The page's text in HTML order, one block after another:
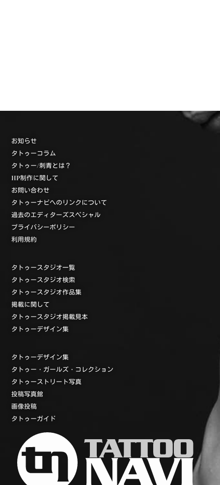
お知らせ
タトゥーコラム
タトゥー/刺青とは？
HP制作に関して
お問い合わせ
タトゥーナビへのリンクについて
過去のエディターズスペシャル
プライバシーポリシー
利用規約
タトゥースタジオ一覧
タトゥースタジオ検索
タトゥースタジオ作品集
掲載に関して
タトゥースタジオ掲載見本
タトゥーデザイン集
タトゥーデザイン集
タトゥー・ガールズ・コレクション
タトゥーストリート写真
投稿写真館
画像投稿
タトゥーガイド